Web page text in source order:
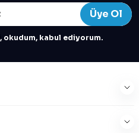
Üye Ol
, okudum, kabul ediyorum.